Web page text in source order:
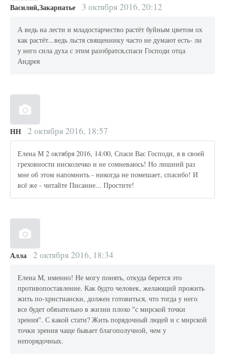
Василий,Закарпатье 3 октября 2016, 20:12
А ведь на лести и младостарчество растёт буйным цветом ох
как растёт...ведь льстя священнику часто не думают есть- ли
у него сила духа с этим разобратся,спаси Господи отца
Андрея
НН 2 октября 2016, 18:57
Елена М 2 октября 2016, 14:00, Спаси Вас Господи, я в своей
греховности нисколечко и не сомневаюсь! Но лишний раз
мне об этом напомнить - никогда не помешает, спасибо! И
всё же - читайте Писание... Простите!
Алла 2 октября 2016, 18:34
Елена М, именно! Не могу понять, откуда берется это
противопоставление. Как будто человек, желающий прожить
жить по-христиански, должен готовиться, что тогда у него
все будет обязательно в жизни плохо "с мирской точки
зрения". С какой стати? Жить порядочный людей и с мирской
точки зрения чаще бывает благополучной, чем у
непорядочных.